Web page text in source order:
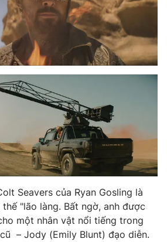
Infographic
Shorts video
VTV Thể thao
Bất động sản
Tấm lòng Việt
VTV8
Seavers của Ryan Gosling là
"lão làng. Bất ngờ, anh được
một nhân vật nổi tiếng trong
– Jody (Emily Blunt) đạo diễn.